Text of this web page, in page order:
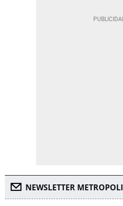
NEWSLETTER METROPOLI